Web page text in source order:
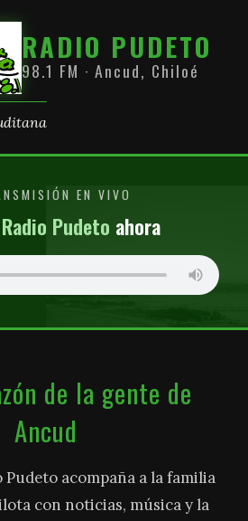
RADIO PUDETO
98.1 FM · Ancud, Chiloé
EN VIVO
Radio Pudeto ahora
de la gente de
Ancud
Pudeto acompaña a la familia
con noticias, música y la